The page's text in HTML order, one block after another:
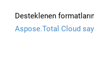
Desteklenen
Aspose.Total Cloud